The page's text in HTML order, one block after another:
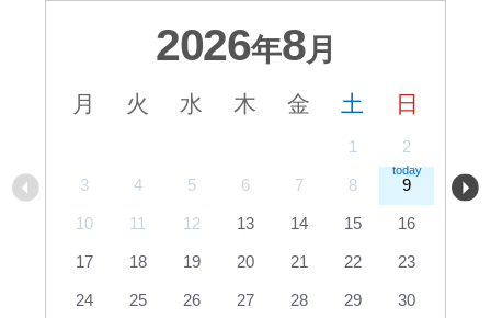
2026年8月
月 火 水 木 金 土 日
1 2
3 4 5 6 7 8 9
10 11 12 13 14 15 16
17 18 19 20 21 22 23
24 25 26 27 28 29 30